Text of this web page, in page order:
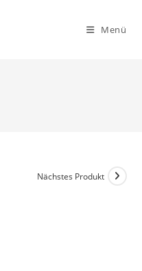
Menü
Nächstes Produkt